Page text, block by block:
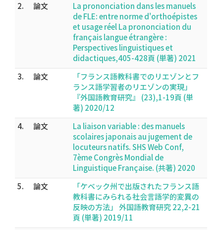
2.
論文
La prononciation dans les manuels
de FLE: entre norme d'orthoépistes
et usage réel La prononciation du
français langue étrangère :
Perspectives linguistiques et
didactiques,405-428頁 (単著) 2021
3.
論文
「フランス語教科書でのリエゾンとフ
ランス語学習者のリエゾンの実現」
『外国語教育研究』 (23),1-19頁 (単
著) 2020/12
4.
論文
La liaison variable : des manuels
scolaires japonais au jugement de
locuteurs natifs. SHS Web Conf,
7ème Congrès Mondial de
Linguistique Française. (共著) 2020
5.
論文
「ケベック州で出版されたフランス語
教科書にみられる社会言語学的変異の
反映の方法」 外国語教育研究 22,2-21
頁 (単著) 2019/11